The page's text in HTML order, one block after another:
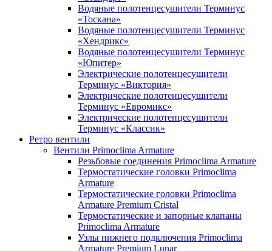
Водяные полотенцесушители Терминус
«Тоскана»
Водяные полотенцесушители Терминус
«Хендрикс»
Водяные полотенцесушители Терминус
«Юпитер»
Электрические полотенцесушители
Терминус «Виктория»
Электрические полотенцесушители
Терминус «Евромикс»
Электрические полотенцесушители
Терминус «Классик»
Ретро вентили
Вентили Primoclima Armature
Резьбовые соединения Primoclima Armature
Термостатические головки Primoclima
Armature
Термостатические головки Primoclima
Armature Premium Cristal
Термостатические и запорные клапаны
Primoclima Armature
Узлы нижнего подключения Primoclima
Armature Premium Lunar